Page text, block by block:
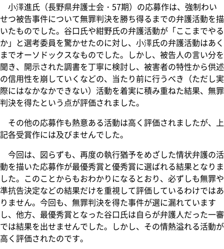
小澤進氏（長野県弁護士会・57期）の応募作は、強制わい
せつ被告事件について無罪判決を勝ち得るまでの弁護活動を描
いたものでした。谷口氏や紺野氏の弁護活動が「ここまでやる
か」と選考委員を驚かせたのに対し、小澤氏の弁護活動はあく
までオーソドックスなものでした。しかし、被告人の言い分を
聞き、開示された調書を丁寧に検討し、被害者の特性から供述
の信用性を崩していくなどの、当たり前に行うべき（ただし実
際にはなかなかできない）活動を着実に積み重ねた結果、無罪
判決を得たという点が評価されました。
その他の応募作も熱意ある活動は高く評価されましたが、上
記各受賞作には及びませんでした。
今回は、図らずも、再度の執行猶予をめざした情状弁護の活
動を描いた応募作が最優秀賞と優秀賞に選ばれる結果となりま
した。このことからもおわかりになるとおり、必ずしも無罪や
準抗告決定などの結果だけを重視して評価しているわけではあ
りません。今回も、無罪判決を得た事件が選に漏れています
し、他方、最優秀賞となった谷口氏は自らが弁護人だった一審
では結果を出せませんでした。しかし、その情熱溢れる活動が
高く評価されたのです。